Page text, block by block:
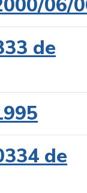
06/
de
de